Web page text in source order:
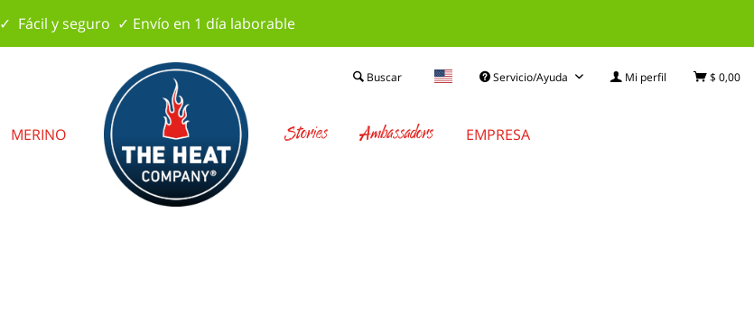
✓ Fácil y seguro ✓ Envío en 1 día laborable
Servicio/Ayuda Mi perfil $ 0,00
Buscar
MERINO Stories Ambassadors EMPRESA